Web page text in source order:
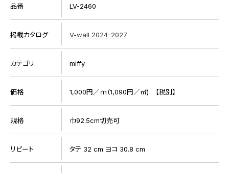
品番 LV-2460
掲載カタログ V-wall 2024-2027
カテゴリ miffy
価格 1,000円／ｍ(1,090円／㎡) 【税別】
規格 巾92.5cm切売可
リピート タテ 32 cm ヨコ 30.8 cm